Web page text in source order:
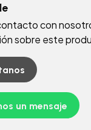
con
sobre este
un mensaje